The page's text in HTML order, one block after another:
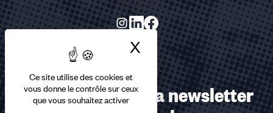
Ce site utilise des cookies et
vous donne le contrôle sur ceux
que vous souhaitez activer
X Masquer le
Abonnez-vous à la newsletter